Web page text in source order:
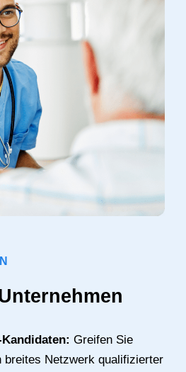
Greifen Sie
breites Netzwerk qualifizierter